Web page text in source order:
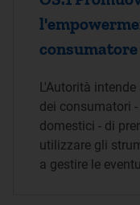
consumatore
L'Autorità
dei consumatori
domestici - di
utilizzare gli
a gestire le